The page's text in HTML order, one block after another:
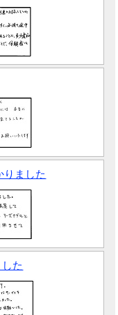
りました
た